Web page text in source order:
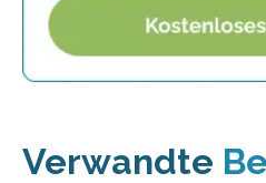
Verwandte